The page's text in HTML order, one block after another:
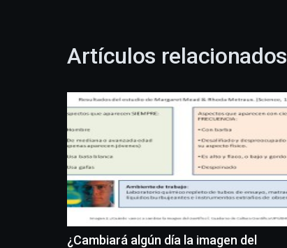
Artículos relacionados
¿Cambiará algún día la imagen del